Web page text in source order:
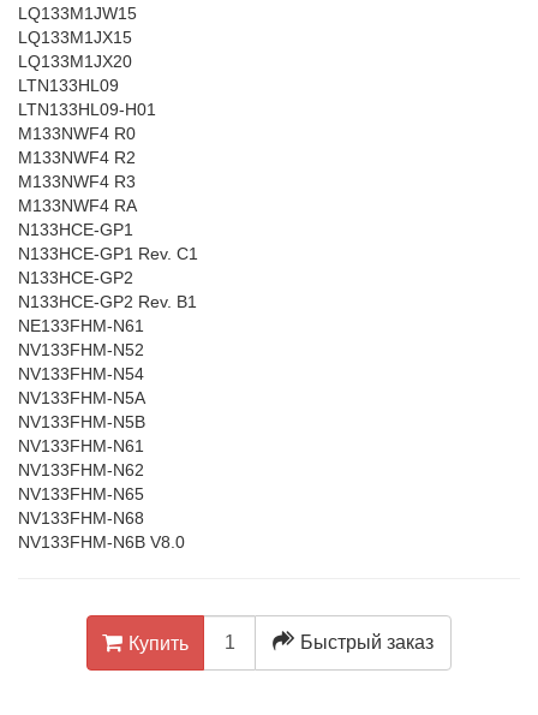
LQ133M1JW15
LQ133M1JX15
LQ133M1JX20
LTN133HL09
LTN133HL09-H01
M133NWF4 R0
M133NWF4 R2
M133NWF4 R3
M133NWF4 RA
N133HCE-GP1
N133HCE-GP1 Rev. C1
N133HCE-GP2
N133HCE-GP2 Rev. B1
NE133FHM-N61
NV133FHM-N52
NV133FHM-N54
NV133FHM-N5A
NV133FHM-N5B
NV133FHM-N61
NV133FHM-N62
NV133FHM-N65
NV133FHM-N68
NV133FHM-N6B V8.0
Купить Быстрый заказ